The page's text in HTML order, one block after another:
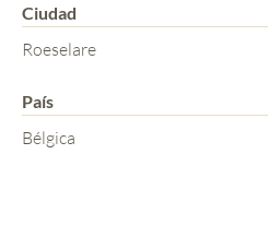
Ciudad
Roeselare
País
Bélgica